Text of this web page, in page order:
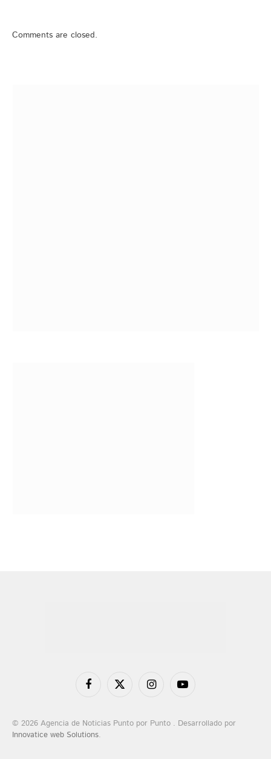
Comments are closed.
FacebookX
InstagramYouTube
© 2026 Agencia de Noticias Punto por Punto . Desarrollado por
Innovatice web Solutions.